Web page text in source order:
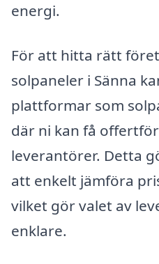
energi.
För att hitta rätt
solpaneler i Sänna
plattformar som
där ni kan få
leverantörer. Detta
att enkelt jämföra
vilket gör valet av
enklare.